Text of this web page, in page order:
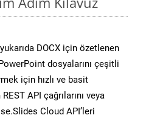
DOCX için özetlenen
dosyalarını çeşitli
için hızlı ve basit
API çağrılarını veya
Cloud API’leri